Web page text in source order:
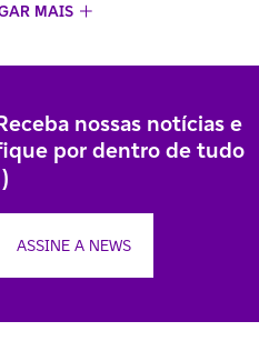
MAIS
nossas notícias e
por dentro de tudo
ASSINE A NEWS